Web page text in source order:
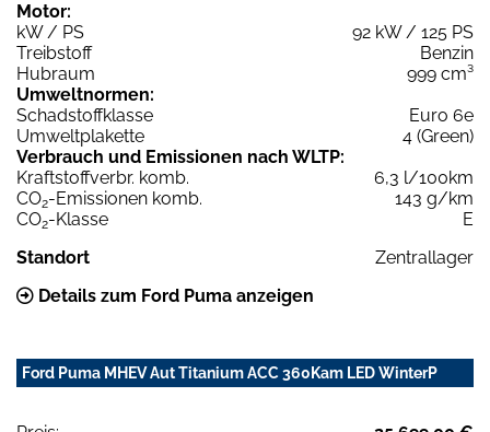
Motor:
kW / PS
92 kW / 125 PS
Treibstoff
Benzin
Hubraum
999 cm³
Umweltnormen:
Schadstoffklasse
Euro 6e
Umweltplakette
4 (Green)
Verbrauch und Emissionen nach WLTP:
Kraftstoffverbr. komb.
6,3 l/100km
CO2-Emissionen komb.
143 g/km
CO2-Klasse
E
Standort
Zentrallager
Details zum Ford Puma anzeigen
Ford Puma MHEV Aut Titanium ACC 360Kam LED WinterP